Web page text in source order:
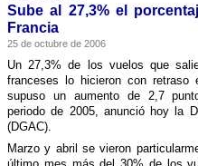
Sube al 27,3% el
Francia
25 de octubre de 2006
Un 27,3% de los vuelos que
franceses lo hicieron con
supuso un aumento de 2,7
periodo de 2005, anunció hoy la
(DGAC).
Marzo y abril se vieron